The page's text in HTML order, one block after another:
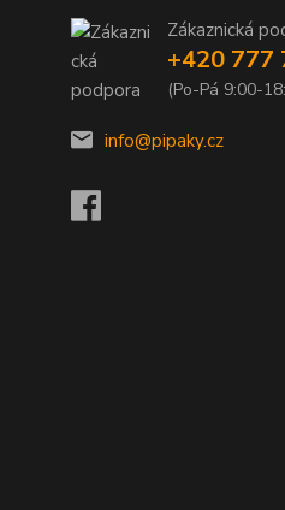
Zákaznická
+420 777
(Po-Pá 9:00-
info@pipaky.cz